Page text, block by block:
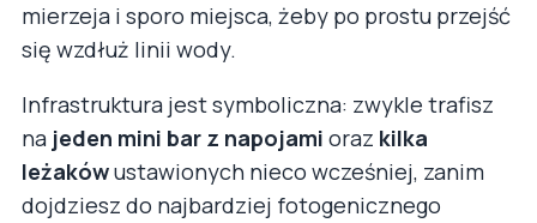
mierzeja i sporo miejsca, żeby po prostu przejść
się wzdłuż linii wody.
Infrastruktura jest symboliczna: zwykle trafisz
na jeden mini bar z napojami oraz kilka
leżakówustawionych nieco wcześniej, zanim
dojdziesz do najbardziej fotogenicznego